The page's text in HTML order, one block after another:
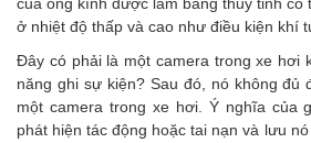
ở nhiệt độ thấp và cao như điều kiện khí
Đây có phải là một camera trong xe hơi
năng ghi sự kiện? Sau đó, nó không đủ
một camera trong xe hơi. Ý nghĩa của
phát hiện tác động hoặc tai nạn và lưu